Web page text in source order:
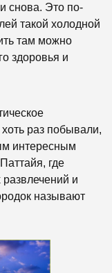
снова. Это по-
такой холодной
там можно
здоровья и
раз побывали,
интересным
где
и
называют